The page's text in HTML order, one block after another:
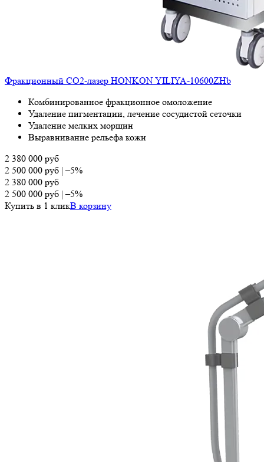
Фракционный СО2-лазер HONKON YILIYA-10600ZHb
Комбинированное фракционное омоложение
Удаление пигментации, лечение сосудистой сеточки
Удаление мелких морщин
Выравнивание рельефа кожи
2 380 000 руб
2 500 000 руб |–5%
2 380 000 руб
2 500 000 руб |–5%
Купить в 1 кликВ корзину